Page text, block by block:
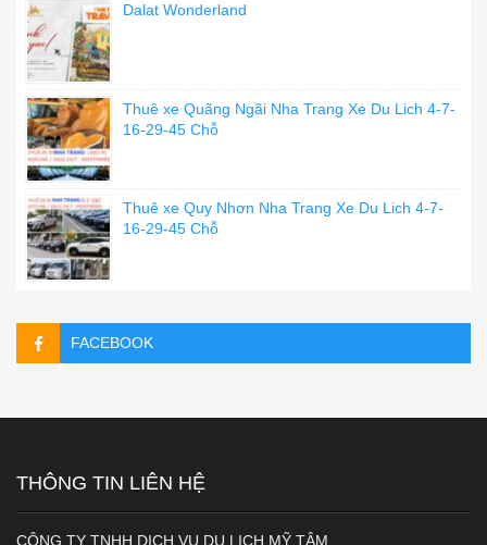
Dalat Wonderland
Thuê xe Quãng Ngãi Nha Trang Xe Du Lich 4-7-
16-29-45 Chỗ
Thuê xe Quy Nhơn Nha Trang Xe Du Lich 4-7-
16-29-45 Chỗ
FACEBOOK
THÔNG TIN LIÊN HỆ
CÔNG TY TNHH DỊCH VỤ DU LỊCH MỸ TÂM